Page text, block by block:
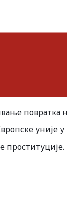
повратка
уније